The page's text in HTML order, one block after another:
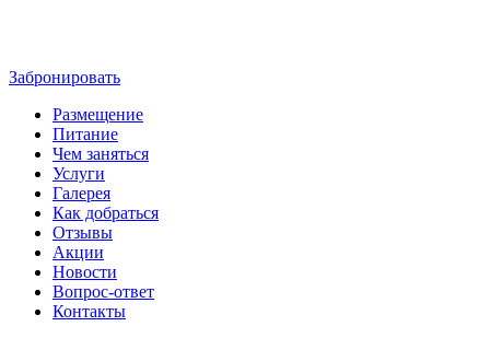
Забронировать
Размещение
Питание
Чем заняться
Услуги
Галерея
Как добраться
Отзывы
Акции
Новости
Вопрос-ответ
Контакты